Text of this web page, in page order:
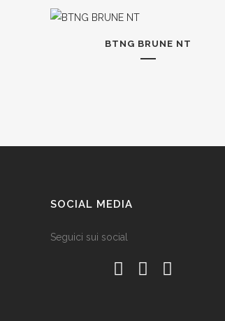
BTNG BRUNE NT
SOCIAL MEDIA
Seguici sui social